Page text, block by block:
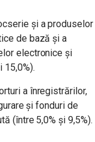
şi a produselor
de bază şi a
electronice şi
15,0%).
a înregistrărilor,
și fonduri de
(între 5,0% și 9,5%).